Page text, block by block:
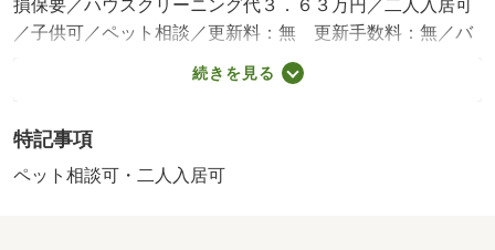
損保要／ハウスクリーニング代３．６３万円／二人入居可
／子供可／ペット相談／更新料：無 更新手数料：無／バ
ストイレ別／バルコニー／エアコン／ガスコンロ対応／フ
ローリング／ＴＶインターホン／室内洗濯置／脱衣所／洗
相談／全居室洋室／二人入居相談／バイク置場／専用庭／
３駅以上利用可／専有面積２５坪以上／全居室６畳以上／
続きを見る
特記事項
ペット相談可・二人入居可